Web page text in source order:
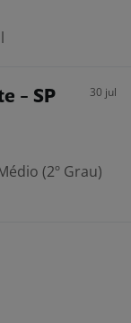
- SP 30 jul
(2º Grau)